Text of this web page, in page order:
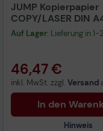
JUMP Kopierpapier
COPY/LASER DIN
Auf Lager: Lieferung in
46,47 €
inkl. MwSt. zzgl. Versand
In den
Hinweis